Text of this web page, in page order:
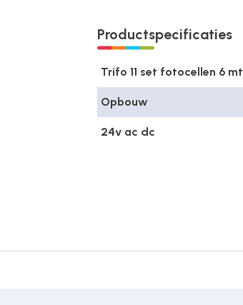
Productspecificaties
Trifo 11 set fotocellen 6
Opbouw
24v ac dc